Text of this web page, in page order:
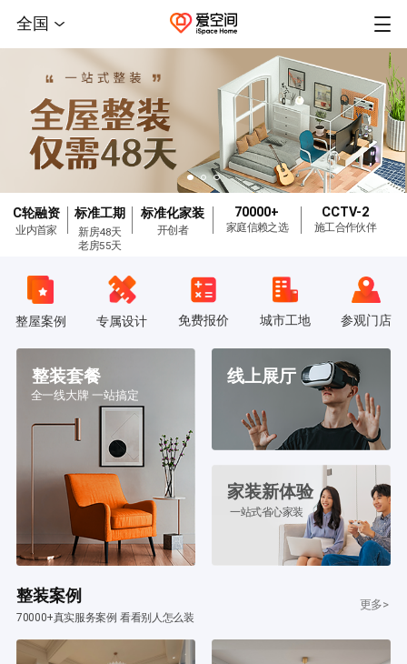
全国
C轮融资
业内首家
标准工期
新房48天
老房55天
标准化家装
开创者
70000+
家庭信赖之选
CCTV-2
施工合作伙伴
整屋案例 专属设计 免费报价 城市工地 参观门店
整装套餐
全一线大牌 一站搞定
线上展厅
家装新体验
一站式省心家装
整装案例
70000+真实服务案例 看看别人怎么装
更多>